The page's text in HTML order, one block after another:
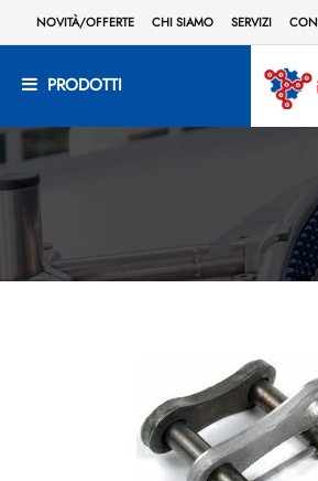
NOVITÀ/OFFERTE CHI SIAMO SERVIZI
PRODOTTI